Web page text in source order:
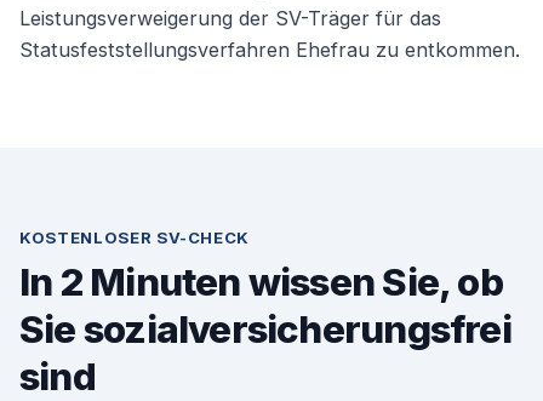
Leistungsverweigerung der SV-Träger für das
Statusfeststellungsverfahren Ehefrau zu entkommen.
KOSTENLOSER SV-CHECK
In 2 Minuten wissen Sie, ob
Sie sozialversicherungsfrei
sind